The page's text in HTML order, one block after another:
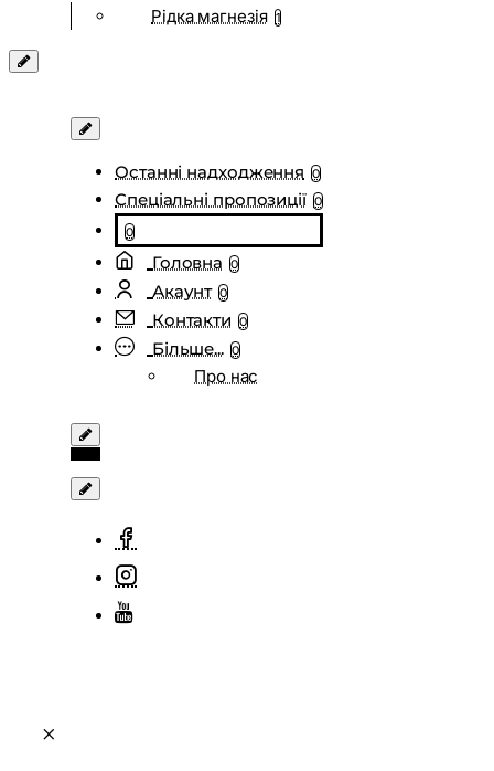
Рідка магнезія 1
Останні надходження 0
Спеціальні пропозиції 0
0
Головна 0
Акаунт 0
Контакти 0
Більше... 0
Про нас